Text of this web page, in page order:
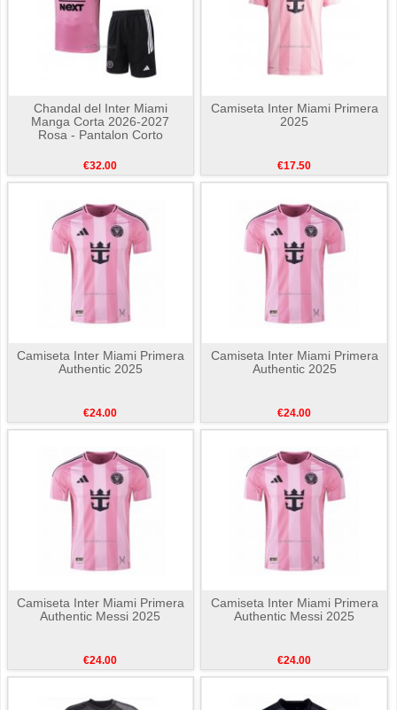
Chandal del Inter Miami
Manga Corta 2026-2027
Rosa - Pantalon Corto
€32.00
Camiseta Inter Miami Primera
2025
€17.50
Camiseta Inter Miami Primera
Authentic 2025
€24.00
Camiseta Inter Miami Primera
Authentic 2025
€24.00
Camiseta Inter Miami Primera
Authentic Messi 2025
€24.00
Camiseta Inter Miami Primera
Authentic Messi 2025
€24.00